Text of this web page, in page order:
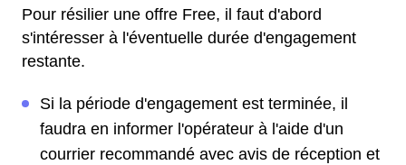
Pour résilier une offre Free, il faut d'abord
s'intéresser à l'éventuelle durée d'engagement
restante.
Si la période d'engagement est terminée, il
faudra en informer l'opérateur à l'aide d'un
courrier recommandé avec avis de réception et